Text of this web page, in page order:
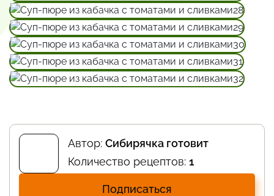
Автор: Сибирячка готовит
Количество рецептов: 1
Подписаться